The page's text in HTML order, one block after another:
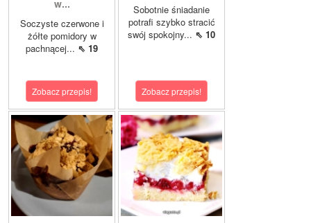
w...
Soczyste czerwone i
żółte pomidory w
pachnącej... ⇖ 19
Zobacz przepis!
Sobotnie śniadanie
potrafi szybko stracić
swój spokojny... ⇖ 10
Zobacz przepis!